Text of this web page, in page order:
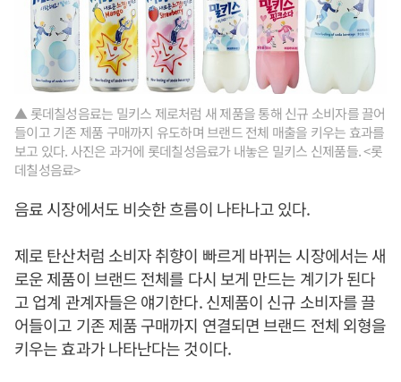
▲ 롯데칠성음료는 밀키스 제로처럼 새 제품을 통해 신규 소비자를 끌어
들이고 기존 제품 구매까지 유도하며 브랜드 전체 매출을 키우는 효과를
보고 있다. 사진은 과거에 롯데칠성음료가 내놓은 밀키스 신제품들. <롯
데칠성음료>
음료 시장에서도 비슷한 흐름이 나타나고 있다.
제로 탄산처럼 소비자 취향이 빠르게 바뀌는 시장에서는 새
로운 제품이 브랜드 전체를 다시 보게 만드는 계기가 된다
고 업계 관계자들은 얘기한다. 신제품이 신규 소비자를 끌
어들이고 기존 제품 구매까지 연결되면 브랜드 전체 외형을
키우는 효과가 나타난다는 것이다.